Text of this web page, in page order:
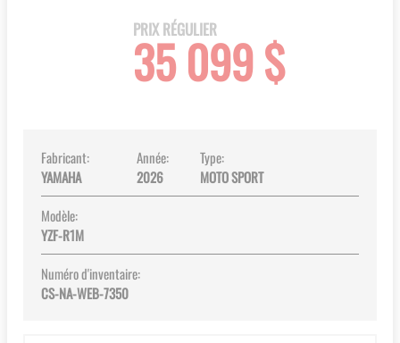
PRIX RÉGULIER
35 099 $
Fabricant:
YAMAHA
Année:
2026
Type:
MOTO SPORT
Modèle:
YZF-R1M
Numéro d'inventaire:
CS-NA-WEB-7350